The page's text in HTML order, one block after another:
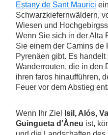
Estany de Sant Maurici
Schwarzkiefernwäldern,
Wiesen und
Wenn Sie sich in der Alta
Sie einem der Camins de
Pyrenäen gibt. Es handelt
Wanderrouten, die in den
ihren faros hinaufführen,
Feuer vor dem Abstieg
Wenn Ihr Ziel
Isil, Alós,
Guingueta d’Àneu ist,